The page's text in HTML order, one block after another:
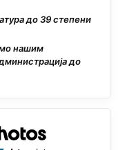
до 39 степени
нашим
до